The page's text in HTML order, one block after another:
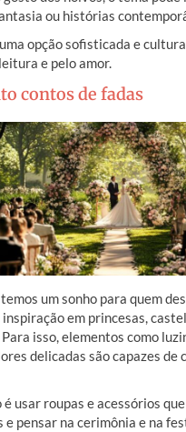
ou histórias
opção sofisticada e
e pelo amor.
contos de fadas
um sonho para quem
inspiração em princesas,
isso, elementos como
delicadas são capazes de
usar roupas e acessórios
e pensar na cerimônia e na